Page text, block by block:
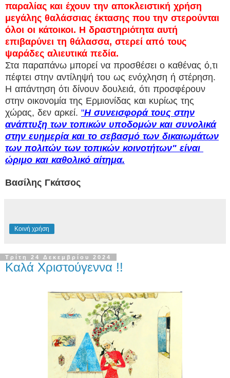
παραλίας και έχουν την αποκλειστική χρήση
μεγάλης θαλάσσιας έκτασης που την στερούνται
όλοι οι κάτοικοι. Η δραστηριότητα αυτή
επιβαρύνει τη θάλασσα, στερεί από τους
ψαράδες αλιευτικά πεδία.
Στα παραπάνω μπορεί να προσθέσει ο καθένας ό,τι
πέφτει στην αντίληψή του ως ενόχληση ή στέρηση.
Η απάντηση ότι δίνουν δουλειά, ότι προσφέρουν
στην οικονομία της Ερμιονίδας και κυρίως της
χώρας, δεν αρκεί. "Η συνεισφορά τους στην
ανάπτυξη των τοπικών υποδομών και συνολικά
στην ευημερία και το σεβασμό των δικαιωμάτων
των πολιτών των τοπικών κοινοτήτων" είναι
ώριμο και καθολικό αίτημα.
Βασίλης Γκάτσος
Κοινή χρήση
Τρίτη 24 Δεκεμβρίου 2024
Καλά Χριστούγεννα !!